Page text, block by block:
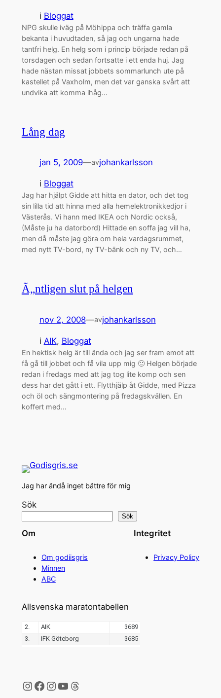
i Bloggat
NPG skulle iväg på Möhippa och träffa gamla
bekanta i huvudtaden, så jag och ungarna hade
tantfri helg. En helg som i princip började redan på
torsdagen och sedan fortsatte i ett enda huj. Jag
hade nästan missat jobbets sommarlunch ute på
kastellet på Vaxholm, men det var ganska svårt att
undvika att komma ihåg…
Lång dag
jan 5, 2009—avjohankarlsson
i Bloggat
Jag har hjälpt Gidde att hitta en dator, och det tog
sin lilla tid att hinna med alla hemelektronikkedjor i
Västerås. Vi hann med IKEA och Nordic också,
(Måste ju ha datorbord) Hittade en soffa jag vill ha,
men då måste jag göra om hela vardagsrummet,
med nytt TV-bord, ny TV-bänk och ny TV, och…
Ã„ntligen slut på helgen
nov 2, 2008—avjohankarlsson
i AIK, Bloggat
En hektisk helg är till ända och jag ser fram emot att
få gå till jobbet och få vila upp mig 🙂 Helgen började
redan i fredags med att jag tog lite komp och sen
dess har det gått i ett. Flytthjälp åt Gidde, med Pizza
och öl och sängmontering på fredagskvällen. En
koffert med…
Jag har ändå inget bättre för mig
Sök
Sök
Om
Om godiisgris
Minnen
ABC
Integritet
Privacy Policy
Allsvenska maratontabellen
Instagram
Facebook
Instagram
YouTube
Threads